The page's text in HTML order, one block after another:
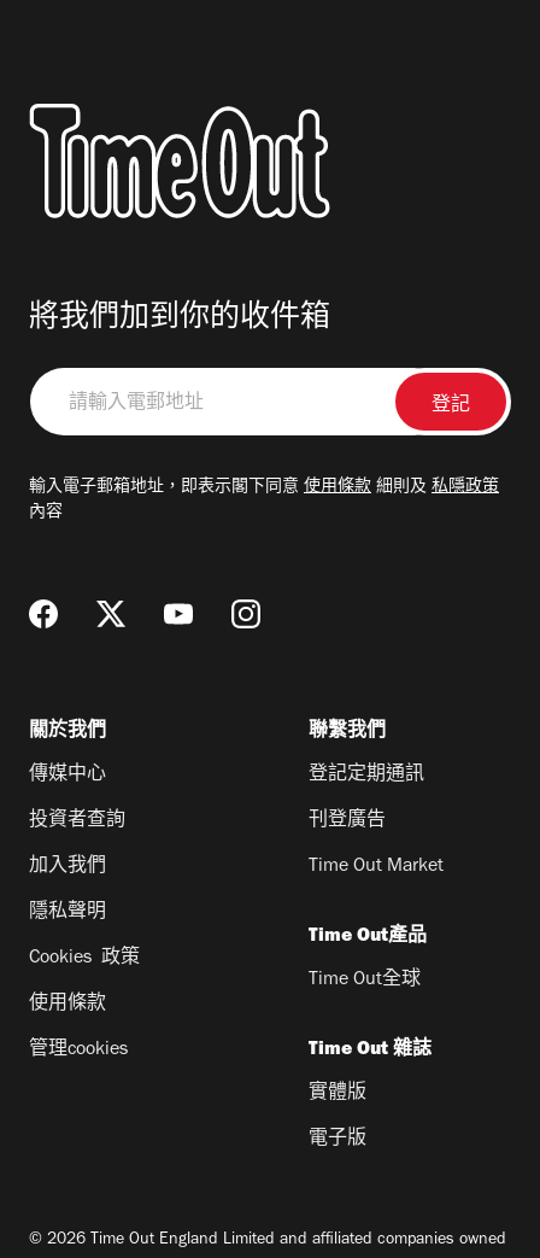
將我們加到你的收件箱
請
輸
郵
輸入電子郵箱地址，即表示閣下同意 使用條款 細則及 私隱政策
內容
關於我們
傳媒中心
投資者查詢
加入我們
隱私聲明
Cookies 政策
使用條款
管理cookies
聯繫我們
登記定期通訊
刊登廣告
Time Out Market
Time Out產品
Time Out全球
Time Out 雜誌
實體版
電子版
© 2026 Time Out England Limited and affiliated companies owned